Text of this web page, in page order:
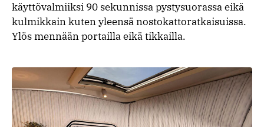
käyttövalmiiksi 90 sekunnissa pystysuorassa eikä
kulmikkain kuten yleensä nostokattoratkaisuissa.
Ylös mennään portailla eikä tikkailla.